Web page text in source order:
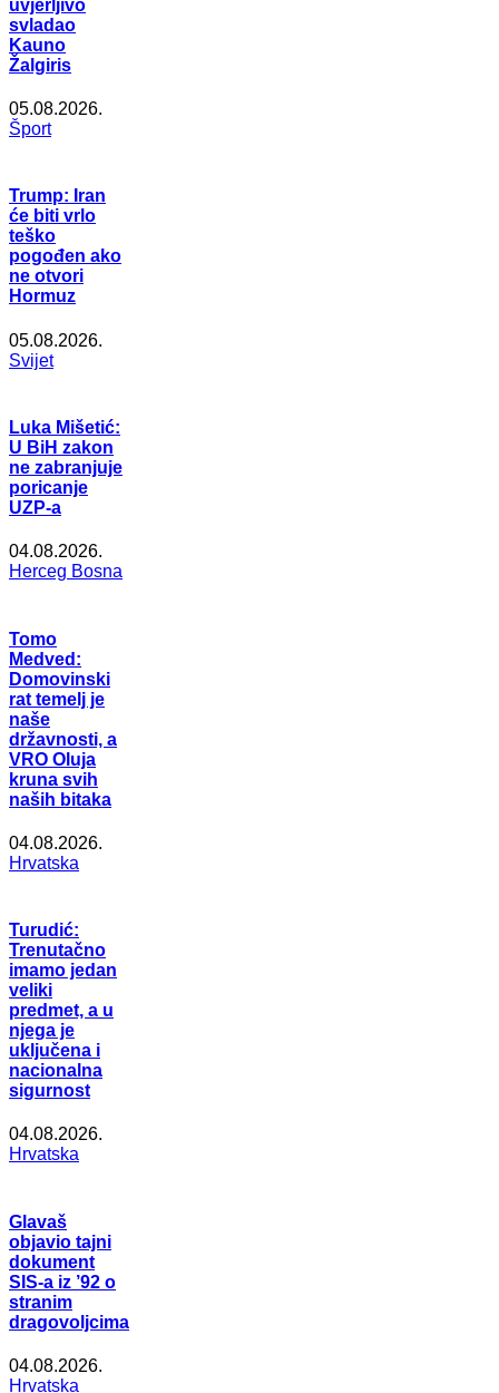
uvjerljivo
svladao
Kauno
Žalgiris
05.08.2026.
Šport
Trump: Iran
će biti vrlo
teško
pogođen ako
ne otvori
Hormuz
05.08.2026.
Svijet
Luka Mišetić:
U BiH zakon
ne zabranjuje
poricanje
UZP-a
04.08.2026.
Herceg Bosna
Tomo
Medved:
Domovinski
rat temelj je
naše
državnosti, a
VRO Oluja
kruna svih
naših bitaka
04.08.2026.
Hrvatska
Turudić:
Trenutačno
imamo jedan
veliki
predmet, a u
njega je
uključena i
nacionalna
sigurnost
04.08.2026.
Hrvatska
Glavaš
objavio tajni
dokument
SIS-a iz ’92 o
stranim
dragovoljcima
04.08.2026.
Hrvatska